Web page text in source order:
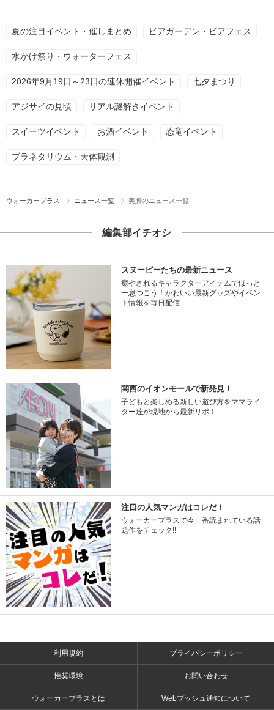
夏の注目イベント・催しまとめ ビアガーデン・ビアフェス
水かけ祭り・ウォーターフェス
2026年9月19日～23日の連休開催イベント 七夕まつり
アジサイの見頃 リアル謎解きイベント
スイーツイベント お酒イベント 恐竜イベント
プラネタリウム・天体観測
ウォーカープラス ニュース一覧 美脚のニュース一覧
編集部イチオシ
スヌーピーたちの最新ニュース
癒やされるキャラクターアイテムでほっと
一息つこう！かわいい最新グッズやイベン
ト情報を毎日配信
関西のイオンモールで新発見！
子どもと楽しめる新しい遊び方をママライ
ター達が現地から最新リポ！
注目の人気マンガはコレだ！
ウォーカープラスで今一番読まれている話
題作をチェック!!
利用規約 プライバシーポリシー
推奨環境 お問い合わせ
ウォーカープラスとは Webプッシュ通知について